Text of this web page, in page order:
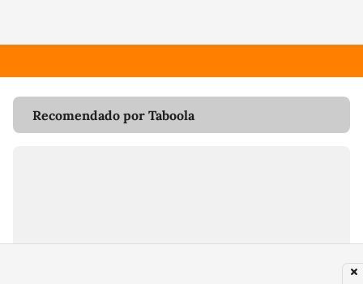
Recomendado por Taboola